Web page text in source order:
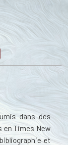
dans des
en Times New
et